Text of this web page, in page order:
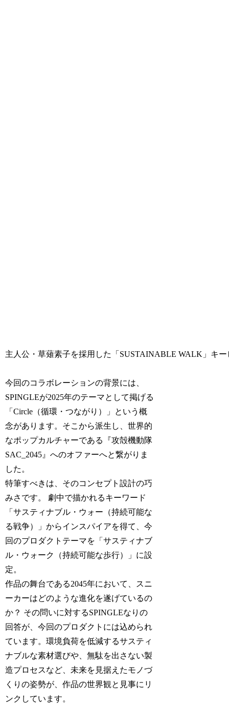
主人公・草薙素子を採用した「SUSTAINABLE WALK」キ
今回のコラボレーションの背景には、
SPINGLEが2025年のテーマとして掲げる
「Circle（循環・つながり）」という概
念があります。そこから派生し、世界的
なポップカルチャーである『攻殻機動隊
SAC_2045』へのオファーへと繋がりま
した。
特筆すべきは、そのコンセプト設計の巧
みさです。 劇中で描かれるキーワード
「サスティナブル・ウォー（持続可能な
る戦争）」からインスパイアを得て、今
回のプロダクトテーマを「サスティナブ
ル・ウォーク（持続可能な歩行）」に設
定。
作品の舞台である2045年において、スニ
ーカーはどのような進化を遂げているの
か？ その問いに対するSPINGLEなりの
回答が、今回のプロダクトには込められ
ています。環境負荷を低減するサスティ
ナブルな素材選びや、無駄を出さない製
造プロセスなど、未来を見据えたモノづ
くりの姿勢が、作品の世界観と見事にリ
ンクしています。